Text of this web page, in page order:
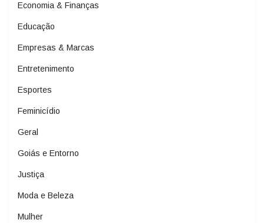
Economia & Finanças
Educação
Empresas & Marcas
Entretenimento
Esportes
Feminicídio
Geral
Goiás e Entorno
Justiça
Moda e Beleza
Mulher